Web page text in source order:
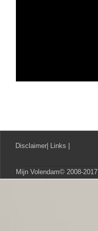
Disclaimer Links
Mijn Volendam© 2008-2017